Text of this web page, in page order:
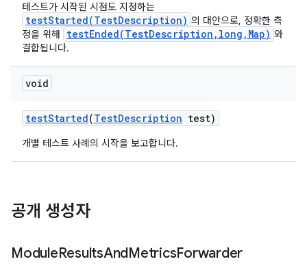
테스트가 시작된 시점도 지정하는
testStarted(TestDescription) 의 대안으로, 정확한 측
정을 위해
testEnded(TestDescription,long,Map) 와
결합됩니다.
void
testStarted(TestDescription test)
개별 테스트 사례의 시작을 보고합니다.
공개 생성자
ModuleResultsAndMetricsForwarder